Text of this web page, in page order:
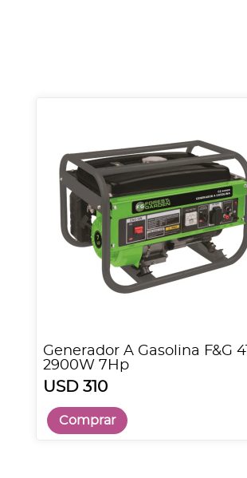
Generador A Gasolina F&G 4T
2900W 7Hp
USD 310
Comprar